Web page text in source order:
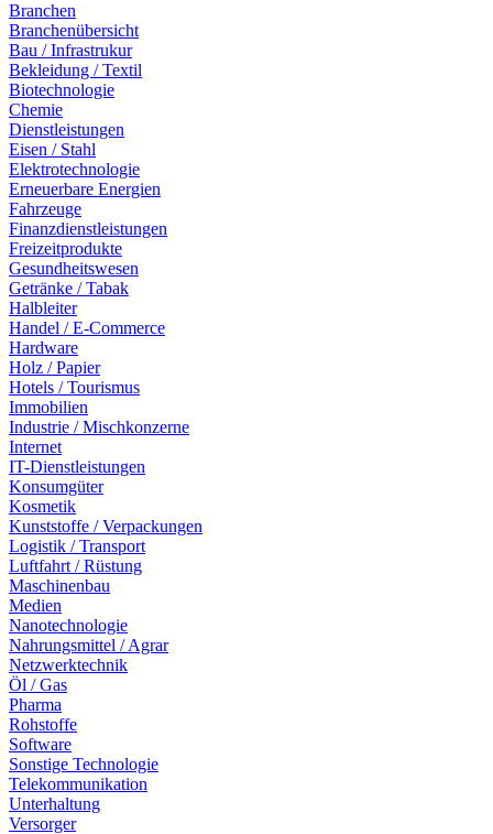
Branchen
Branchenübersicht
Bau / Infrastrukur
Bekleidung / Textil
Biotechnologie
Chemie
Dienstleistungen
Eisen / Stahl
Elektrotechnologie
Erneuerbare Energien
Fahrzeuge
Finanzdienstleistungen
Freizeitprodukte
Gesundheitswesen
Getränke / Tabak
Halbleiter
Handel / E-Commerce
Hardware
Holz / Papier
Hotels / Tourismus
Immobilien
Industrie / Mischkonzerne
Internet
IT-Dienstleistungen
Konsumgüter
Kosmetik
Kunststoffe / Verpackungen
Logistik / Transport
Luftfahrt / Rüstung
Maschinenbau
Medien
Nanotechnologie
Nahrungsmittel / Agrar
Netzwerktechnik
Öl / Gas
Pharma
Rohstoffe
Software
Sonstige Technologie
Telekommunikation
Unterhaltung
Versorger